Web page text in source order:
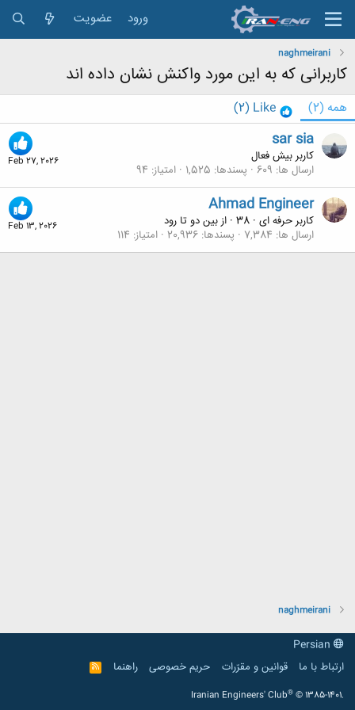
ورود عضویت
naghmeirani
کاربرانی که به این مورد واکنش نشان داده اند
همه (2)
Like
(2)
Feb 27, 2026
sar sia
کاربر بیش فعال
ارسال ها 609 پسندها 1,525 امتیاز 94
Feb 13, 2026
Ahmad Engineer
کاربر حرفه ای ·
· ازبین دو تا رود
ارسال ها 7,384 پسندها 20,936 امتیاز 114
naghmeirani
ارتباط با ما
قوانین و مقرّرات حریم خصوصی راهنما
R
S
Iranian Engineers' Club® © 1385-1401.